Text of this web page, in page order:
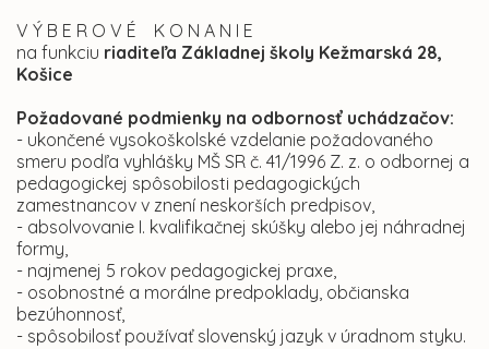
V Ý B E R O V É K O N A N I E
na funkciu riaditeľa Základnej školy Kežmarská 28,
Košice
Požadované podmienky na odbornosť uchádzačov:
- ukončené vysokoškolské vzdelanie požadovaného
smeru podľa vyhlášky MŠ SR č. 41/1996 Z. z. o odbornej a
pedagogickej spôsobilosti pedagogických
zamestnancov v znení neskorších predpisov,
- absolvovanie I. kvalifikačnej skúšky alebo jej náhradnej
formy,
- najmenej 5 rokov pedagogickej praxe,
- osobnostné a morálne predpoklady, občianska
bezúhonnosť,
- spôsobilosť používať slovenský jazyk v úradnom styku.